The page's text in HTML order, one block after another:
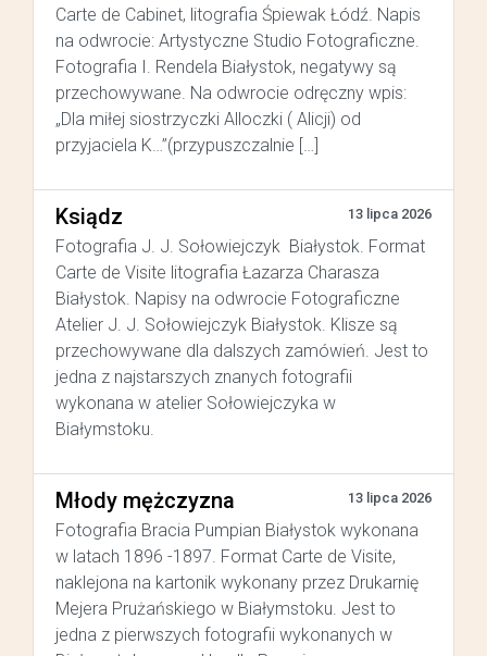
Carte de Cabinet, litografia Śpiewak Łódź. Napis
na odwrocie: Artystyczne Studio Fotograficzne.
Fotografia I. Rendela Białystok, negatywy są
przechowywane. Na odwrocie odręczny wpis:
„Dla miłej siostrzyczki Alloczki ( Alicji) od
przyjaciela K…”(przypuszczalnie […]
Ksiądz 13 lipca 2026
Fotografia J. J. Sołowiejczyk Białystok. Format
Carte de Visite litografia Łazarza Charasza
Białystok. Napisy na odwrocie Fotograficzne
Atelier J. J. Sołowiejczyk Białystok. Klisze są
przechowywane dla dalszych zamówień. Jest to
jedna z najstarszych znanych fotografii
wykonana w atelier Sołowiejczyka w
Białymstoku.
Młody mężczyzna 13 lipca 2026
Fotografia Bracia Pumpian Białystok wykonana
w latach 1896 -1897. Format Carte de Visite,
naklejona na kartonik wykonany przez Drukarnię
Mejera Prużańskiego w Białymstoku. Jest to
jedna z pierwszych fotografii wykonanych w